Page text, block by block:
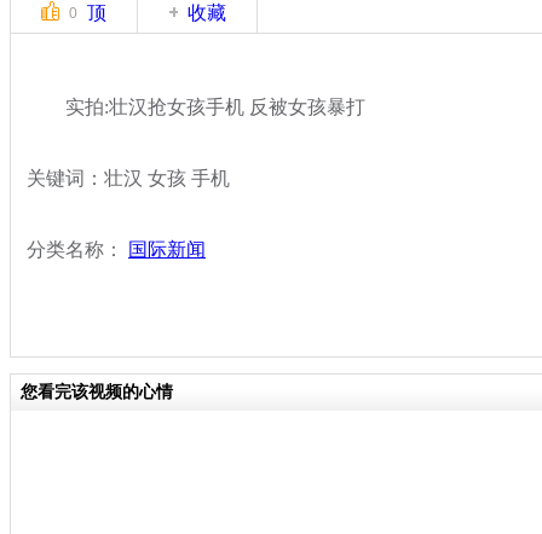
0 顶 收藏
实拍:壮汉抢女孩手机 反被女孩暴打
关键词：壮汉 女孩 手机
分类名称： 国际新闻
您看完该视频的心情